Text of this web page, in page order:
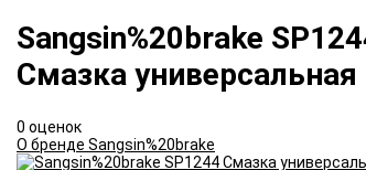
Sangsin%20brake
Смазка
0 оценок
О бренде Sangsin%20brake